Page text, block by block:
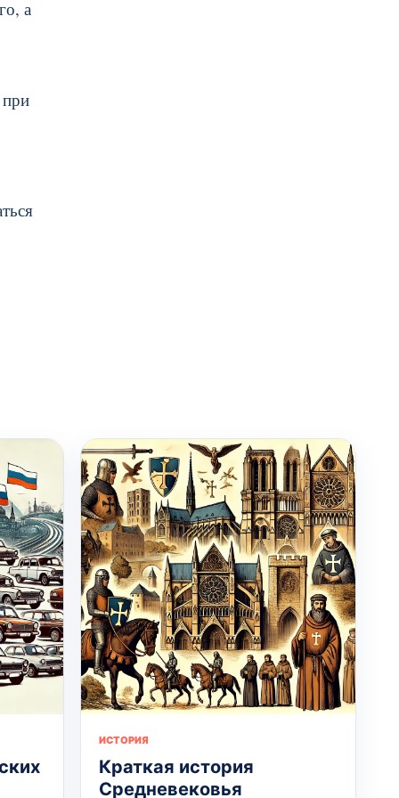
а
при
ИСТОРИЯ
Краткая история
Средневековья